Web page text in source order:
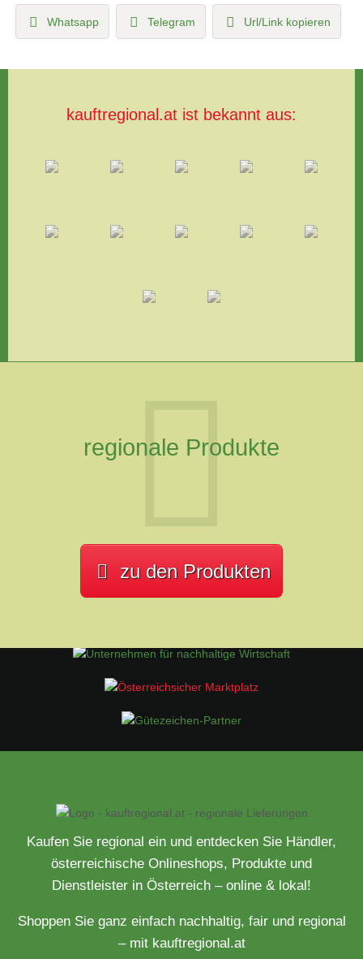
Whatsapp Telegram Url/Link kopieren
kauftregional.at ist bekannt aus:
regionale Produkte
zu den Produkten
Kaufen Sie regional ein und entdecken Sie Händler,
österreichische Onlineshops, Produkte und
Dienstleister in Österreich – online & lokal!
Shoppen Sie ganz einfach nachhaltig, fair und regional
– mit kauftregional.at